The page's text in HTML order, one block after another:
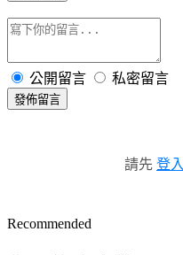
公開留言 私密留言
發佈留言
請先 登入
Recommended